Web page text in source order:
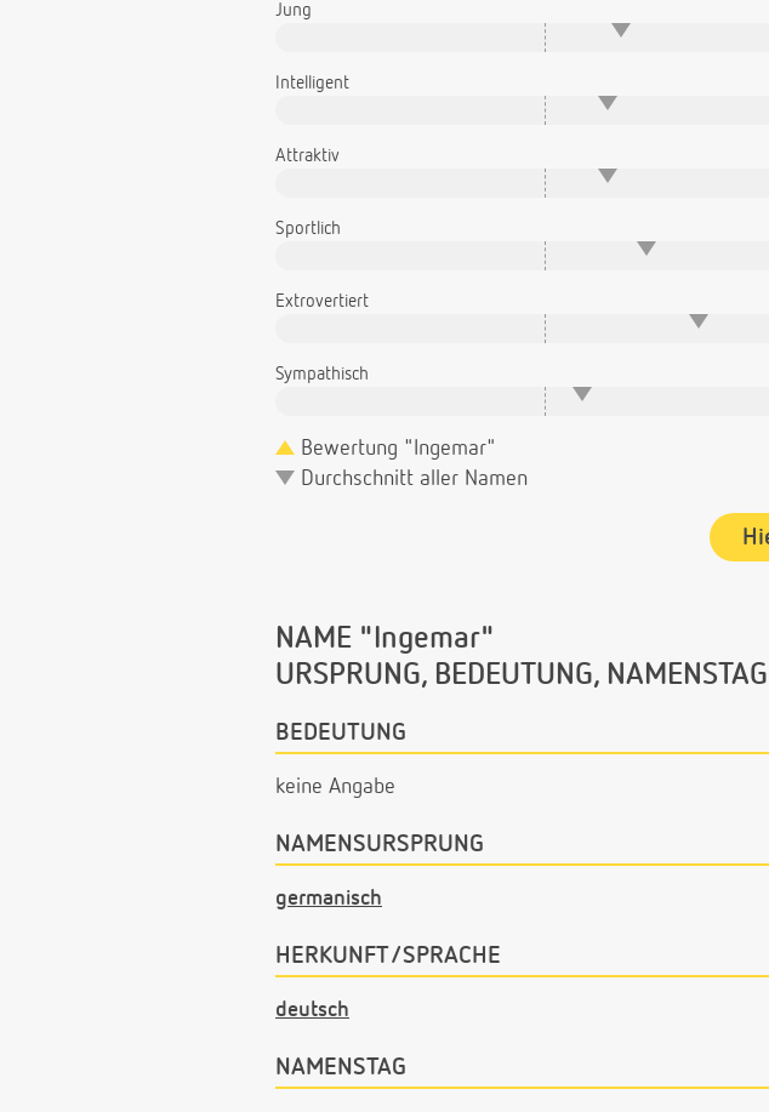
Jung
Intelligent
Attraktiv
Sportlich
Extrovertiert
Sympathisch
Bewertung "Ingemar"
Durchschnitt aller Namen
NAME "Ingemar"
URSPRUNG, BEDEUTUNG,
BEDEUTUNG
keine Angabe
NAMENSURSPRUNG
germanisch
HERKUNFT/SPRACHE
deutsch
NAMENSTAG